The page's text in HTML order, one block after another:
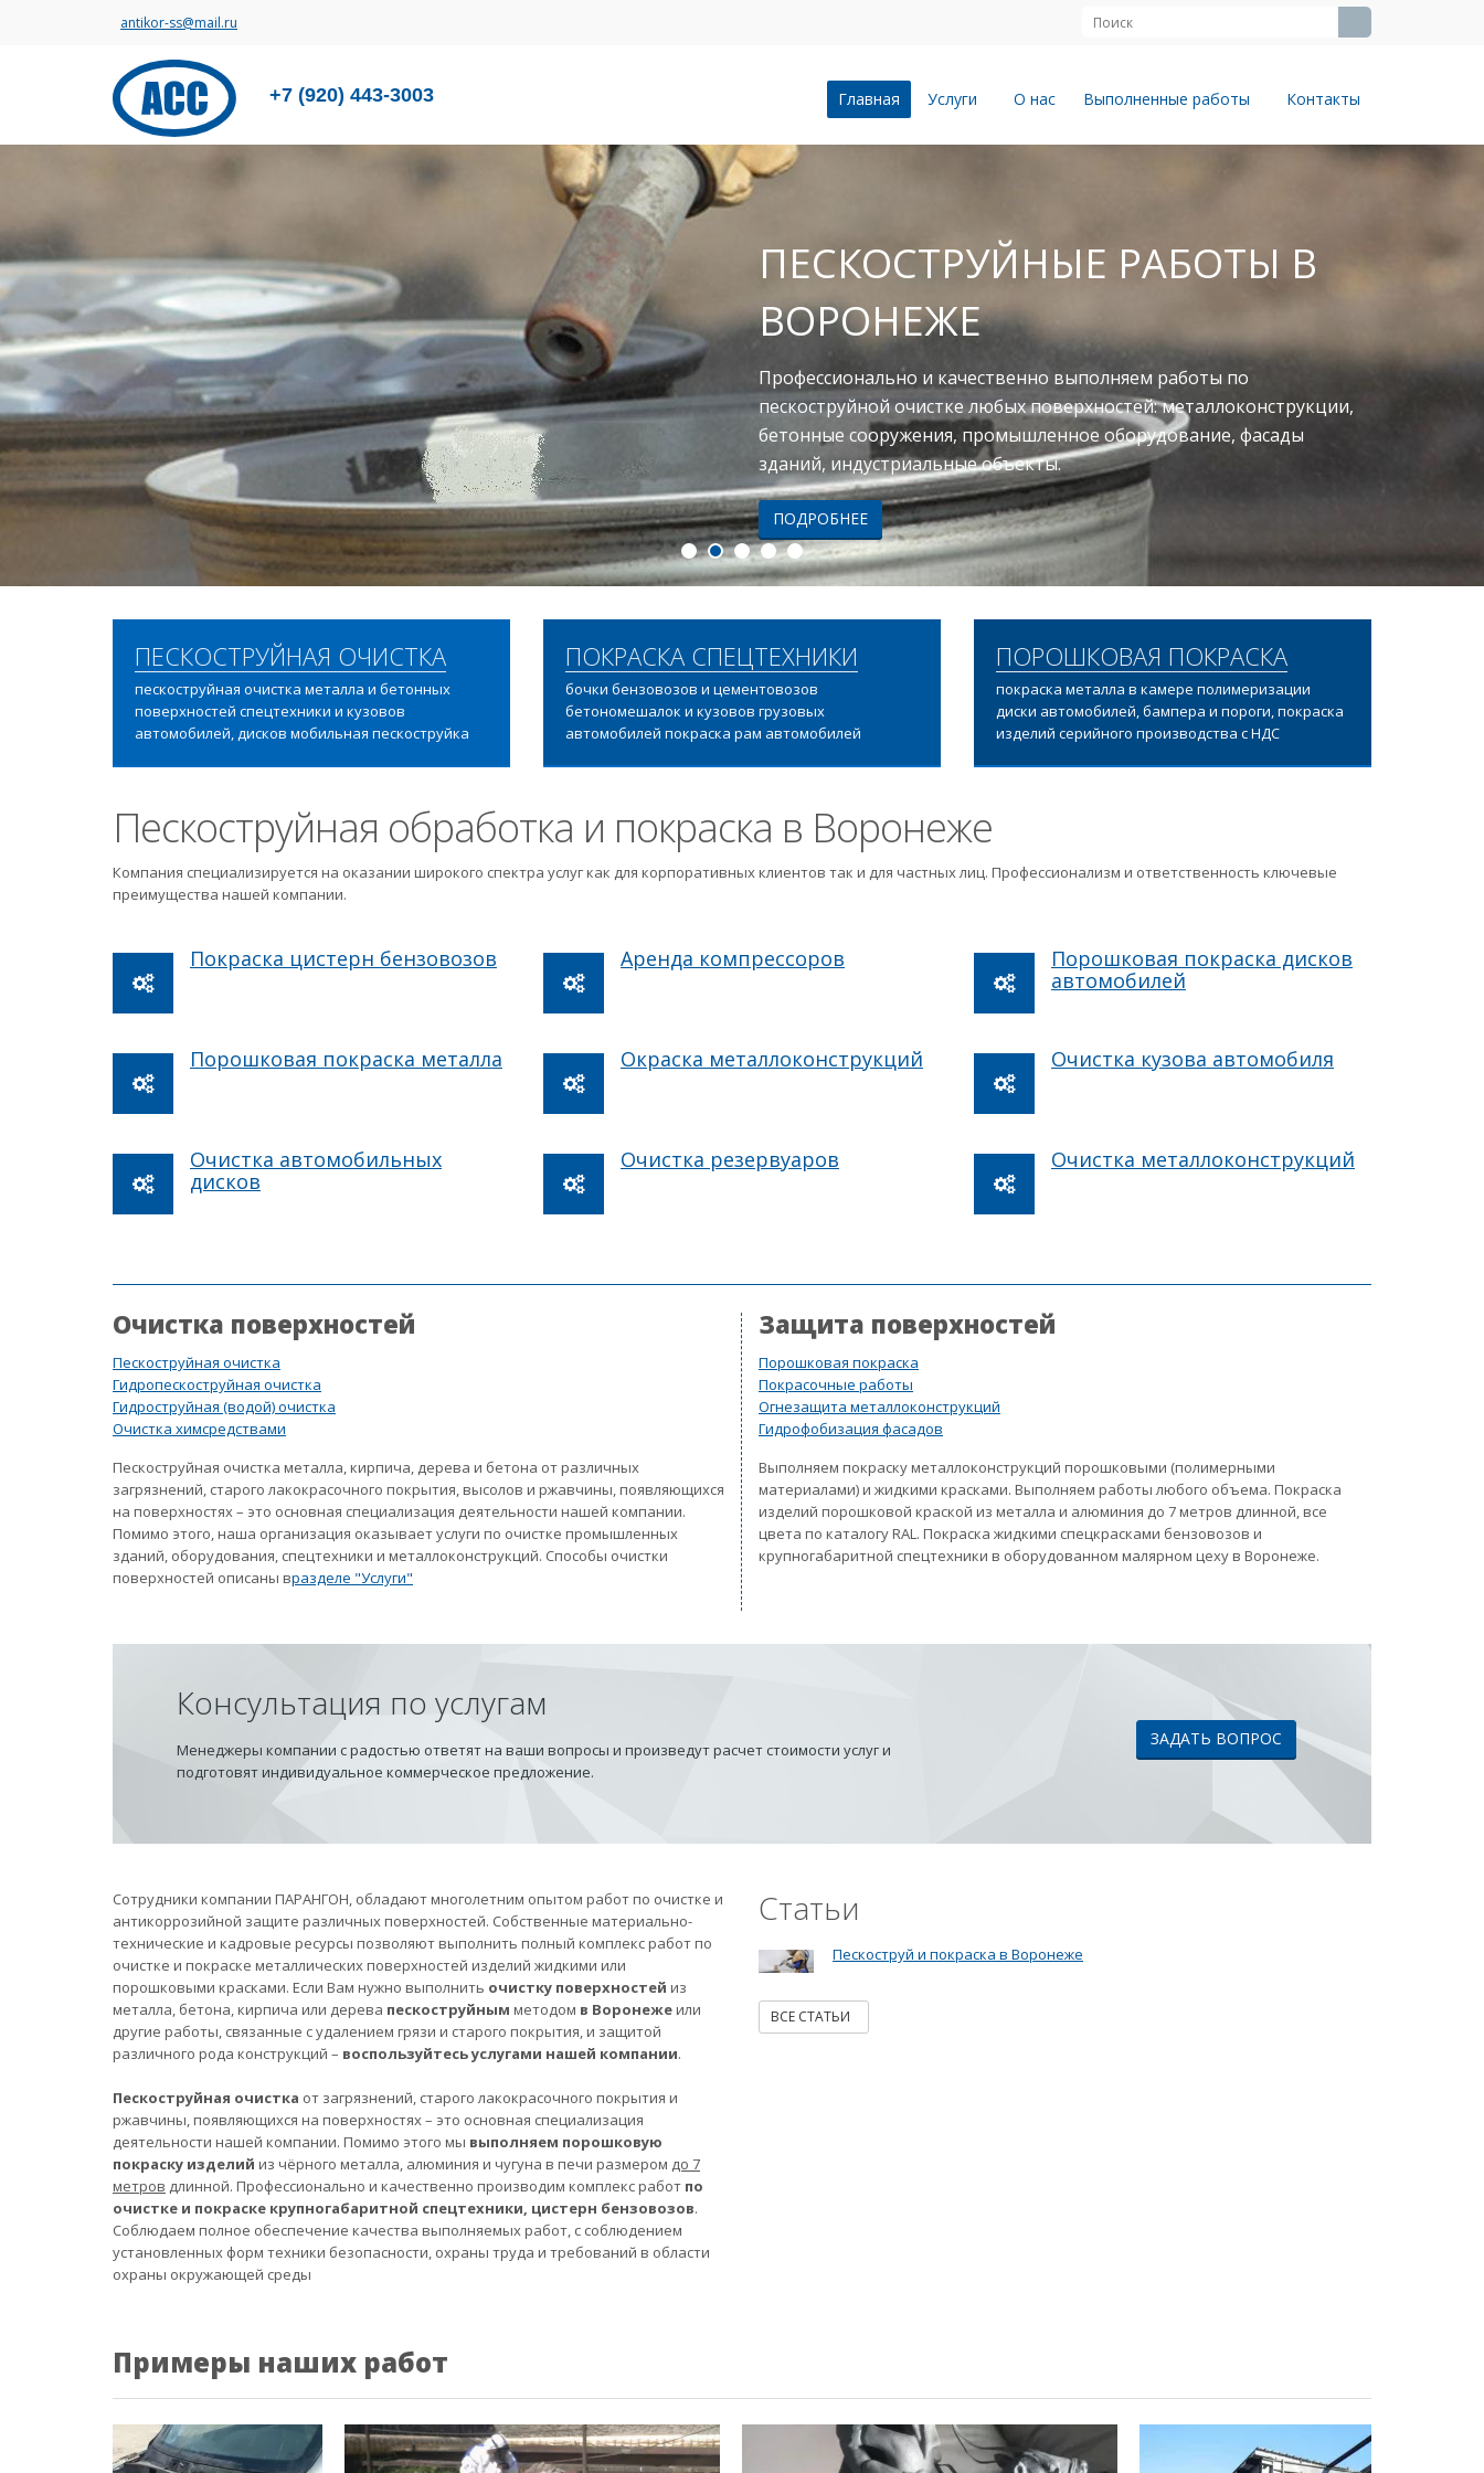
antikor-ss@mail.ru
+7 (920) 443-3003 Главная Услуги О нас Выполненные работы Контакты
ПОКРАСКА ЦИСТЕРН
БЕНЗОВОЗОВ
Полный комплекс услуг «под ключ» с гарантией, малярный цех:
пескоструй+шпаклевка+грунтование+окраска+сборка, покраска
бетономешалок, бензовозов, спецтехники, рам и кузовов грузовых
автомобилей
ПОДРОБНЕЕ
ПЕСКОСТРУЙНАЯ ОЧИСТКА
пескоструйная очистка металла и бетонных
поверхностей спецтехники и кузовов
автомобилей, дисков мобильная пескоструйка
ПОКРАСКА СПЕЦТЕХНИКИ
бочки бензовозов и цементовозов
бетономешалок и кузовов грузовых
автомобилей покраска рам автомобилей
ПОРОШКОВАЯ ПОКРАСКА
покраска металла в камере полимеризации
диски автомобилей, бампера и пороги, покраска
изделий серийного производства с НДС
Пескоструйная обработка и покраска в Воронеже
Компания специализируется на оказании широкого спектра услуг как для корпоративных клиентов так и для частных лиц. Профессионализм и ответственность ключевые
преимущества нашей компании.
Покраска цистерн бензовозов Аренда компрессоров
Порошковая покраска дисков
автомобилей
Порошковая покраска металла Окраска металлоконструкций Очистка кузова автомобиля
Очистка автомобильных
дисков
Очистка резервуаров Очистка металлоконструкций
Очистка поверхностей
Пескоструйная очистка
Гидропескоструйная очистка
Гидроструйная (водой) очистка
Очистка химсредствами
Пескоструйная очистка металла, кирпича, дерева и бетона от различных
загрязнений, старого лакокрасочного покрытия, высолов и ржавчины, появляющихся
на поверхностях – это основная специализация деятельности нашей компании.
Помимо этого, наша организация оказывает услуги по очистке промышленных
зданий, оборудования, спецтехники и металлоконструкций. Способы очистки
поверхностей описаны вразделе "Услуги"
Защита поверхностей
Порошковая покраска
Покрасочные работы
Огнезащита металлоконструкций
Гидрофобизация фасадов
Выполняем покраску металлоконструкций порошковыми (полимерными
материалами) и жидкими красками. Выполняем работы любого объема. Покраска
изделий порошковой краской из металла и алюминия до 7 метров длинной, все
цвета по каталогу RAL. Покраска жидкими спецкрасками бензовозов и
крупногабаритной спецтехники в оборудованном малярном цеху в Воронеже.
Консультация по услугам
Менеджеры компании с радостью ответят на ваши вопросы и произведут расчет стоимости услуг и
подготовят индивидуальное коммерческое предложение.
ЗАДАТЬ ВОПРОС
Сотрудники компании ПАРАНГОН, обладают многолетним опытом работ по очистке и
антикоррозийной защите различных поверхностей. Собственные материально-
технические и кадровые ресурсы позволяют выполнить полный комплекс работ по
очистке и покраске металлических поверхностей изделий жидкими или
порошковыми красками. Если Вам нужно выполнить очистку поверхностей из
металла, бетона, кирпича или дерева пескоструйным методом в Воронежеили
другие работы, связанные с удалением грязи и старого покрытия, и защитой
различного рода конструкций – воспользуйтесь услугами нашей компании.
Пескоструйная очистка от загрязнений, старого лакокрасочного покрытия и
ржавчины, появляющихся на поверхностях – это основная специализация
деятельности нашей компании. Помимо этого мы выполняем порошковую
покраску изделий из чёрного металла, алюминия и чугуна в печи размером до 7
метров длинной. Профессионально и качественно производим комплекс работ по
очистке и покраске крупногабаритной спецтехники, цистерн бензовозов.
Соблюдаем полное обеспечение качества выполняемых работ, с соблюдением
установленных форм техники безопасности, охраны труда и требований в области
охраны окружающей среды
Статьи
Пескоструй и покраска в Воронеже
ВСЕ СТАТЬИ
Примеры наших работ